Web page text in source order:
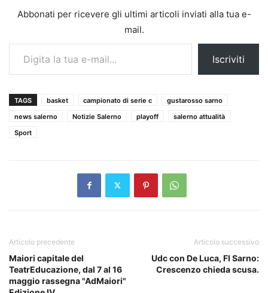
Abbonati per ricevere gli ultimi articoli inviati alla tua e-
mail.
Digita la tua e-mail...
Iscriviti
TAGS basket campionato di serie c
gustarosso sarno
news salerno
Notizie Salerno playoff
salerno attualità
Sport
Articolo precedente
Maiori capitale del
TeatrEducazione, dal 7 al 16
maggio rassegna "AdMaiori"
Articolo successivo
Udc con De Luca, FI Sarno:
Crescenzo chieda scusa.